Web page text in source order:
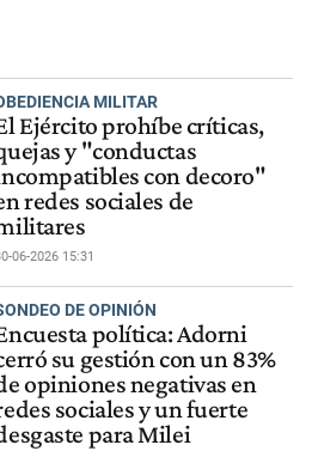
MILITAR
Ejército prohíbe críticas,
y "conductas
con decoro"
redes sociales de
06-2026 15:31
DE OPINIÓN
política: Adorni
su gestión con un 83%
opiniones negativas en
sociales y un fuerte
para Milei